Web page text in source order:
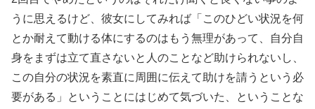
うに思えるけど、彼女にしてみれば「このひどい状況を何
とか耐えて動ける体にするのはもう無理があって、自分自
身をまずは立て直さないと人のことなど助けられないし、
この自分の状況を素直に周囲に伝えて助けを請うという必
要がある」ということにはじめて気づいた、ということな